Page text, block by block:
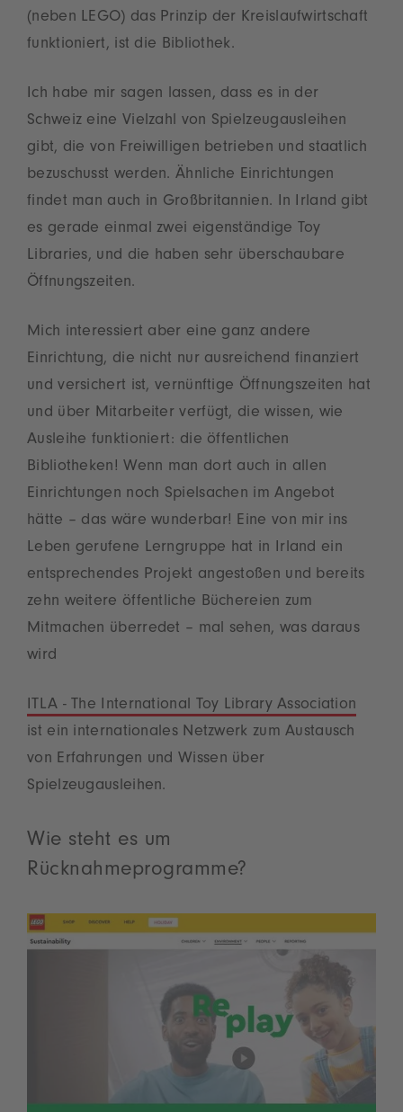
(neben LEGO) das Prinzip der Kreislaufwirtschaft
funktioniert, ist die Bibliothek.
Ich habe mir sagen lassen, dass es in der
Schweiz eine Vielzahl von Spielzeugausleihen
gibt, die von Freiwilligen betrieben und staatlich
bezuschusst werden. Ähnliche Einrichtungen
findet man auch in Großbritannien. In Irland gibt
es gerade einmal zwei eigenständige Toy
Libraries, und die haben sehr überschaubare
Öffnungszeiten.
Mich interessiert aber eine ganz andere
Einrichtung, die nicht nur ausreichend finanziert
und versichert ist, vernünftige Öffnungszeiten hat
und über Mitarbeiter verfügt, die wissen, wie
Ausleihe funktioniert: die öffentlichen
Bibliotheken! Wenn man dort auch in allen
Einrichtungen noch Spielsachen im Angebot
hätte – das wäre wunderbar! Eine von mir ins
Leben gerufene Lerngruppe hat in Irland ein
entsprechendes Projekt angestoßen und bereits
zehn weitere öffentliche Büchereien zum
Mitmachen überredet – mal sehen, was daraus
wird
ITLA - The International Toy Library Association
ist ein internationales Netzwerk zum Austausch
von Erfahrungen und Wissen über
Spielzeugausleihen.
Wie steht es um
Rücknahmeprogramme?